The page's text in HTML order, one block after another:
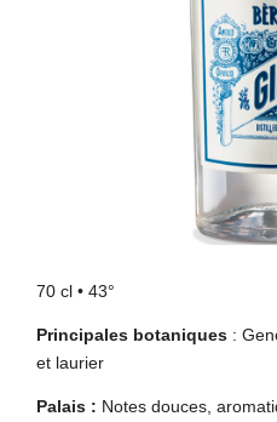
70 cl • 43°
Principales botaniques :
et laurier
Palais : Notes douces,